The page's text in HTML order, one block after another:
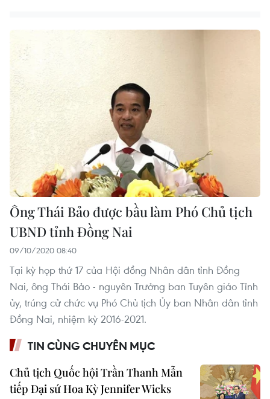
Ông Thái Bảo được bầu làm Phó Chủ tịch
UBND tỉnh Đồng Nai
09/10/2020 08:40
Tại kỳ họp thứ 17 của Hội đồng Nhân dân tỉnh Đồng
Nai, ông Thái Bảo - nguyên Trưởng ban Tuyên giáo Tỉnh
ủy, trúng cử chức vụ Phó Chủ tịch Ủy ban Nhân dân tỉnh
Đồng Nai, nhiệm kỳ 2016-2021.
TIN CÙNG CHUYÊN MỤC
Chủ tịch Quốc hội Trần Thanh Mẫn
tiếp Đại sứ Hoa Kỳ Jennifer Wicks